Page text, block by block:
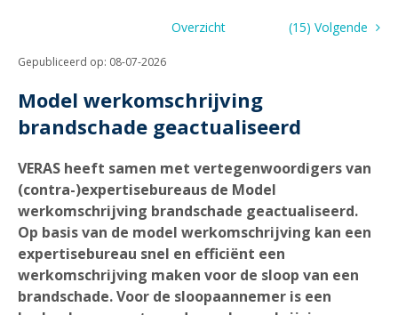
Overzicht (15) Volgende
Gepubliceerd op: 08-07-2026
Model werkomschrijving
brandschade geactualiseerd
VERAS heeft samen met vertegenwoordigers van
(contra-)expertisebureaus de Model
werkomschrijving brandschade geactualiseerd.
Op basis van de model werkomschrijving kan een
expertisebureau snel en efficiënt een
werkomschrijving maken voor de sloop van een
brandschade. Voor de sloopaannemer is een